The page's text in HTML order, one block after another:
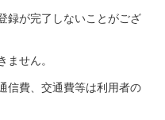
録が完了しないことがござ
せん。
信費、交通費等は利用者の